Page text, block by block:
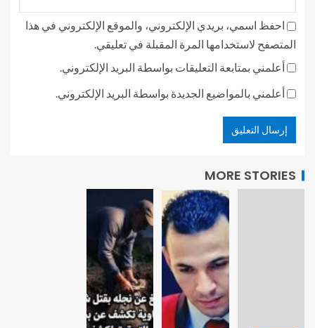
احفظ اسمي، بريدي الإلكتروني، والموقع الإلكتروني في هذا
المتصفح لاستخدامها المرة المقبلة في تعليقي.
أعلمني بمتابعة التعليقات بواسطة البريد الإلكتروني.
أعلمني بالمواضيع الجديدة بواسطة البريد الإلكتروني.
MORE STORIES